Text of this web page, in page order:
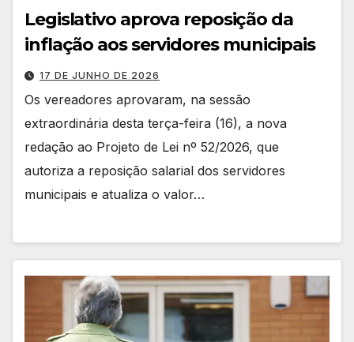
Legislativo aprova reposição da
inflação aos servidores municipais
17 DE JUNHO DE 2026
Os vereadores aprovaram, na sessão
extraordinária desta terça-feira (16), a nova
redação ao Projeto de Lei nº 52/2026, que
autoriza a reposição salarial dos servidores
municipais e atualiza o valor…